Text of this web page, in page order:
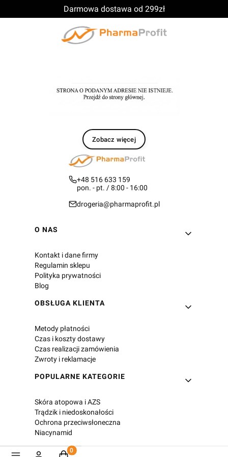
Darmowa dostawa od 299zł
Zobacz więcej
+48 516 633 159
pon. - pt. / 8:00 - 16:00
drogeria@pharmaprofit.pl
Linki w stopce
O NAS
Kontakt i dane firmy
Regulamin sklepu
Polityka prywatności
Blog
OBSŁUGA KLIENTA
Metody płatności
Czas i koszty dostawy
Czas realizacji zamówienia
Zwroty i reklamacje
POPULARNE KATEGORIE
Skóra atopowa i AZS
Trądzik i niedoskonałości
Ochrona przeciwsłoneczna
Niacynamid
Produkty w koszyku: 0. Zobacz szczegóły